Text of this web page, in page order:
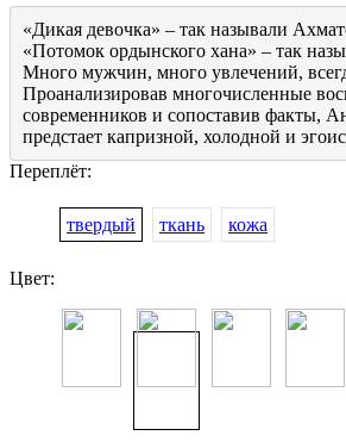
«Дикая девочка» – так называли
«Потомок ордынского хана» – так
Много мужчин, много увлечений,
Проанализировав многочисленные
современников и сопоставив факты,
предстает капризной, холодной и
Переплёт:
твердый ткань кожа
Цвет: